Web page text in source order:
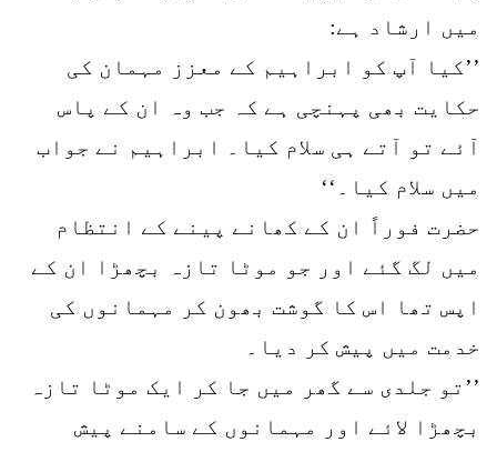
میں ارشاد ہے:
’’کیا آپ کو ابراہیم کے معزز مہمان کی
حکایت بھی پہنچی ہے کہ جب وہ ان کے پاس
آئے تو آتے ہی سلام کیا۔ ابراہیم نے جواب
میں سلام کیا۔‘‘
حضرت فوراً ان کے کھانے پینے کے انتظام
میں لگ گئے اور جو موٹا تازہ بچھڑا ان کے
اپس تھا اس کا گوشت بھون کر مہمانوں کی
خدمت میں پیش کر دیا۔
’’تو جلدی سے گھر میں جا کر ایک موٹا تازہ
بچھڑا لائے اور مہمانوں کے سامنے پیش